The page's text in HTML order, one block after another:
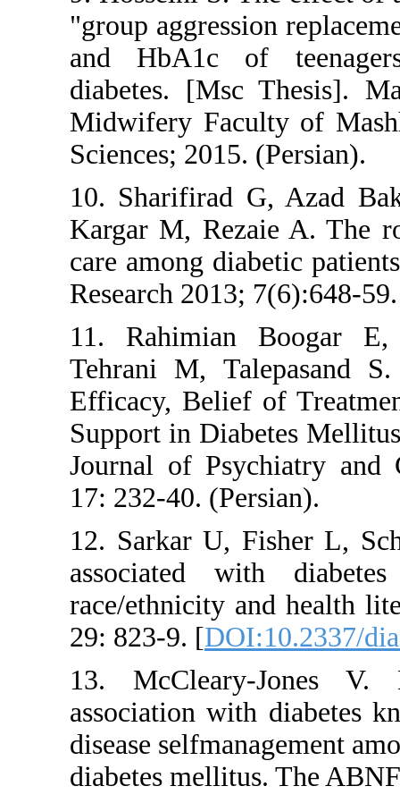
"group aggression
and HbA1c of
diabetes. [Msc
Midwifery Faculty
Sciences; 2015.
10. Sharifirad G,
Kargar M, Rezaie
care among
Research 2013;
11. Rahimian
Tehrani M,
Efficacy, Belief of
Support in
Journal of
17: 232-40.
12. Sarkar U,
associated with
race/ethnicity and
29: 823-9. [
13. McCleary-
association with
disease
diabetes mellitus.